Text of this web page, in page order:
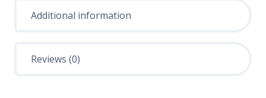
Additional information
Reviews (0)